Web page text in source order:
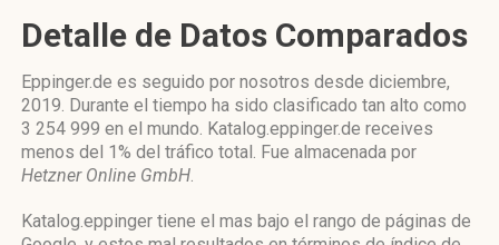
Detalle de Datos Comparados
Eppinger.de es seguido por nosotros desde diciembre,
2019. Durante el tiempo ha sido clasificado tan alto como
3 254 999 en el mundo. Katalog.eppinger.de receives
menos del 1% del tráfico total. Fue almacenada por
Hetzner Online GmbH.
Katalog.eppinger tiene el mas bajo el rango de páginas de